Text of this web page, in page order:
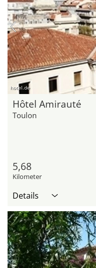
hotel.de
Hôtel Amirauté
Toulon
5,68
Kilometer
Details